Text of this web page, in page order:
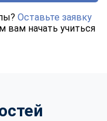
Оставьте заявку
начать учиться